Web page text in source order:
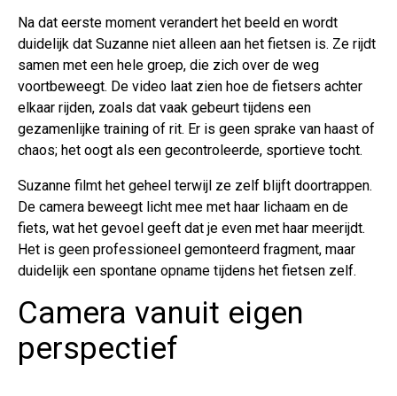
Na dat eerste moment verandert het beeld en wordt
duidelijk dat Suzanne niet alleen aan het fietsen is. Ze rijdt
samen met een hele groep, die zich over de weg
voortbeweegt. De video laat zien hoe de fietsers achter
elkaar rijden, zoals dat vaak gebeurt tijdens een
gezamenlijke training of rit. Er is geen sprake van haast of
chaos; het oogt als een gecontroleerde, sportieve tocht.
Suzanne filmt het geheel terwijl ze zelf blijft doortrappen.
De camera beweegt licht mee met haar lichaam en de
fiets, wat het gevoel geeft dat je even met haar meerijdt.
Het is geen professioneel gemonteerd fragment, maar
duidelijk een spontane opname tijdens het fietsen zelf.
Camera vanuit eigen
perspectief